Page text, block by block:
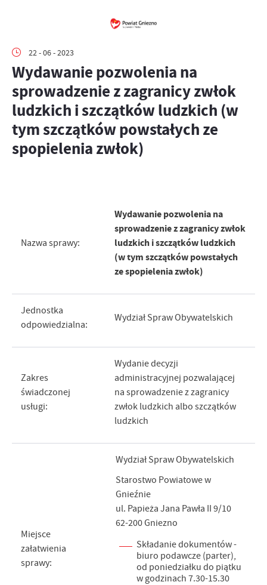
22 - 06 - 2023
Wydawanie pozwolenia na
sprowadzenie z zagranicy zwłok
ludzkich i szczątków ludzkich (w
tym szczątków powstałych ze
spopielenia zwłok)
Nazwa sprawy:
Wydawanie pozwolenia na
sprowadzenie z zagranicy zwłok
ludzkich i szczątków ludzkich
(w tym szczątków powstałych
ze spopielenia zwłok)
Jednostka
odpowiedzialna:
Wydział Spraw Obywatelskich
Zakres
świadczonej
usługi:
Wydanie decyzji
administracyjnej pozwalającej
na sprowadzenie z zagranicy
zwłok ludzkich albo szczątków
ludzkich
Miejsce
załatwienia
sprawy:
Wydział Spraw Obywatelskich
Starostwo Powiatowe w
Gnieźnie
ul. Papieża Jana Pawła II 9/10
62-200 Gniezno
Składanie dokumentów -
biuro podawcze (parter),
od poniedziałku do piątku
w godzinach 7.30-15.30